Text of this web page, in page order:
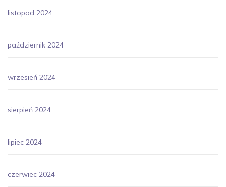
listopad 2024
październik 2024
wrzesień 2024
sierpień 2024
lipiec 2024
czerwiec 2024